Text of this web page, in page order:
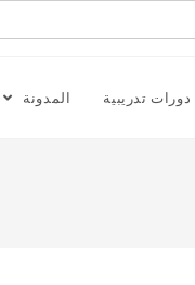
دورات تدريبية المدونة